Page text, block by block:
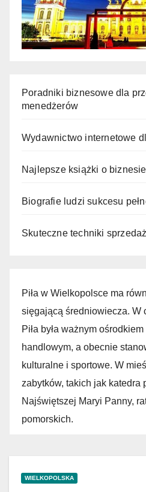
Poradniki biznesowe dla
menedżerów
Wydawnictwo internetowe
Najlepsze książki o
Biografie ludzi sukcesu
Skuteczne techniki
Piła w Wielkopolsce ma
sięgającą średniowiecza. W
Piła była ważnym
handlowym, a obecnie
kulturalne i sportowe. W
zabytków, takich jak katedra
Najświętszej Maryi Panny,
pomorskich.
WIELKOPOLSKA